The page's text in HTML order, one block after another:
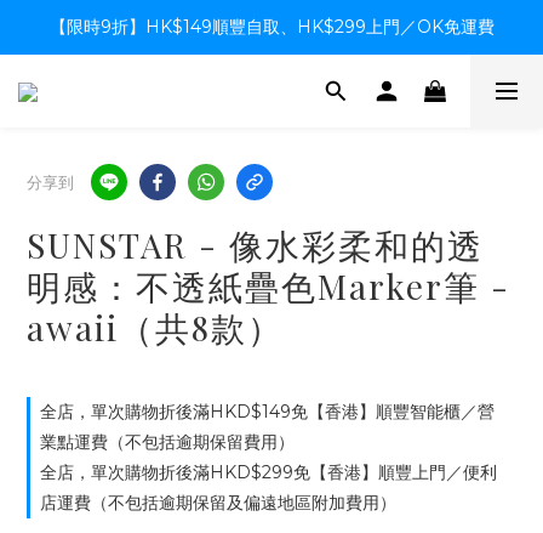
【限時9折】HK$149順豐自取、HK$299上門／OK免運費
【限時9折】HK$149順豐自取、HK$299上門／OK免運費
支付系統升級中，暫停信用卡支付至8月中，造成不便感謝諒解
分享到
SUNSTAR - 像水彩柔和的透
明感：不透紙疊色Marker筆 -
awaii（共8款）
全店，單次購物折後滿HKD$149免【香港】順豐智能櫃／營
業點運費（不包括逾期保留費用）
全店，單次購物折後滿HKD$299免【香港】順豐上門／便利
店運費（不包括逾期保留及偏遠地區附加費用）